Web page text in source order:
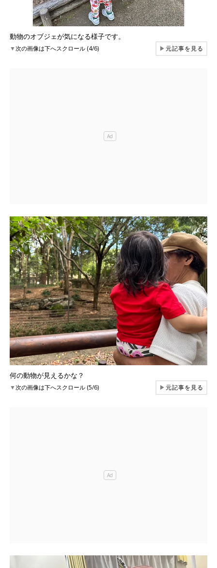
動物のオブジェが気になる様子です。
▼次の画像は下へスクロール (4/6) ▶元記事を見る
何の動物が見えるかな？
▼次の画像は下へスクロール (5/6) ▶元記事を見る